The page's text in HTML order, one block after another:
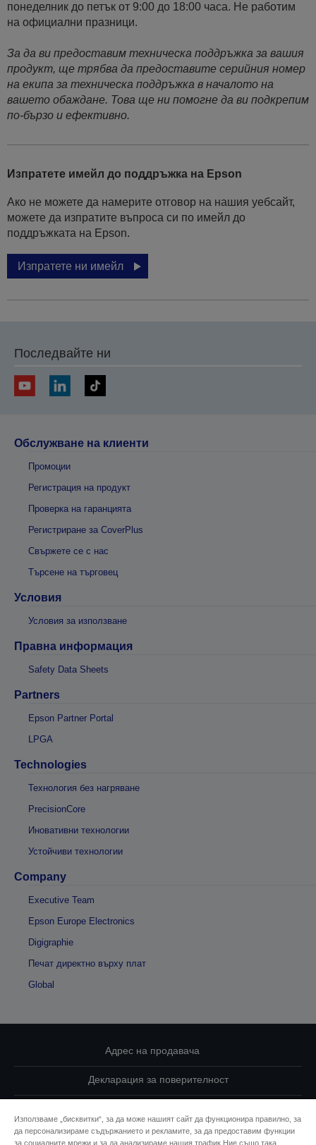
понеделник до петък от 9:00 до 18:00 часа. Не работим
на официални празници.
За да ви предоставим техническа поддръжка за вашия
продукт, ще трябва да предоставите серийния номер
на екипа за техническа поддръжка в началото на
вашето обаждане. Това ще ни помогне да ви подкрепим
по-бързо и ефективно.
Изпратете имейл до поддръжка на Epson
Ако не можете да намерите отговор на нашия уебсайт,
можете да изпратите въпроса си по имейл до
поддръжката на Epson.
Изпратете ни имейл
Последвайте ни
Обслужване на клиенти
Промоции
Регистрация на продукт
Проверка на гаранцията
Регистриране за CoverPlus
Свържете се с нас
Търсене на търговец
Условия
Условия за използване
Правна информация
Safety Data Sheets
Partners
Epson Partner Portal
LPGA
Technologies
Технология без нагряване
PrecisionCore
Иновативни технологии
Устойчиви технологии
Company
Executive Team
Epson Europe Electronics
Digigraphie
Печат директно върху плат
Global
Адрес на продавача
Декларация за поверителност
Свържете се с нас за Вашите данни
Използваме „бисквитки“, за да може нашият сайт да функционира правилно, за
да персонализираме съдържанието и рекламите, за да предоставим функции
за социалните мрежи и за да анализираме нашия трафик.Ние също така